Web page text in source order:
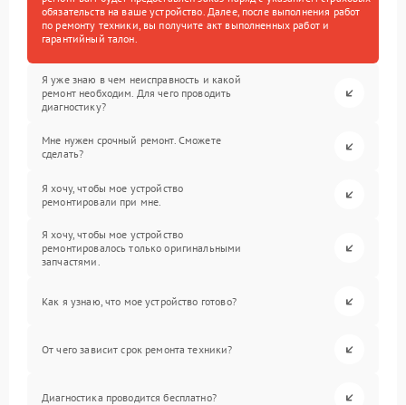
обязательств на ваше устройство. Далее, после выполнения работ
по ремонту техники, вы получите акт выполненных работ и
гарантийный талон.
Я уже знаю в чем неисправность и какой
ремонт необходим. Для чего проводить
диагностику?
Мне нужен срочный ремонт. Сможете
сделать?
Я хочу, чтобы мое устройство
ремонтировали при мне.
Я хочу, чтобы мое устройство
ремонтировалось только оригинальными
запчастями.
Как я узнаю, что мое устройство готово?
От чего зависит срок ремонта техники?
Диагностика проводится бесплатно?